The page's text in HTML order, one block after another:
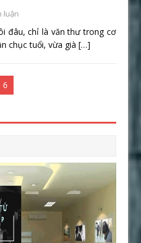
luận
đâu, chỉ là văn thư trong cơ
chục tuổi, vừa già[…]
6